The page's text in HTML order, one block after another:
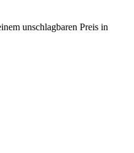
unschlagbaren Preis in